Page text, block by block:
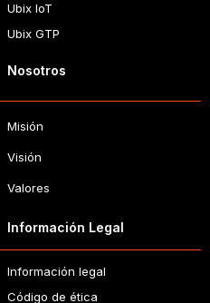
Ubix IoT
Ubix GTP
Nosotros
Misión
Visión
Valores
Información Legal
Información legal
Código de ética